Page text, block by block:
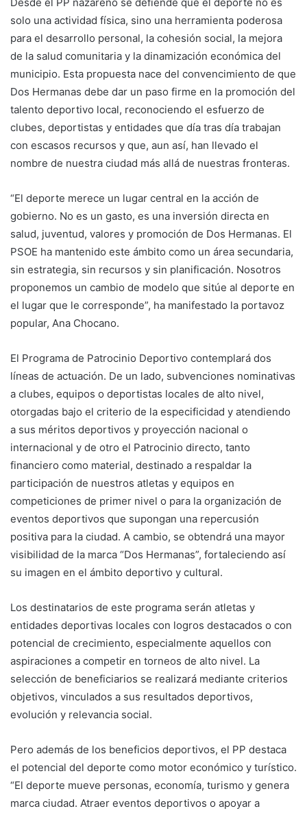
solo una actividad física, sino una herramienta poderosa
para el desarrollo personal, la cohesión social, la mejora
de la salud comunitaria y la dinamización económica del
municipio. Esta propuesta nace del convencimiento de que
Dos Hermanas debe dar un paso firme en la promoción del
talento deportivo local, reconociendo el esfuerzo de
clubes, deportistas y entidades que día tras día trabajan
con escasos recursos y que, aun así, han llevado el
nombre de nuestra ciudad más allá de nuestras fronteras.
“El deporte merece un lugar central en la acción de
gobierno. No es un gasto, es una inversión directa en
salud, juventud, valores y promoción de Dos Hermanas. El
PSOE ha mantenido este ámbito como un área secundaria,
sin estrategia, sin recursos y sin planificación. Nosotros
proponemos un cambio de modelo que sitúe al deporte en
el lugar que le corresponde”, ha manifestado la portavoz
popular, Ana Chocano.
El Programa de Patrocinio Deportivo contemplará dos
líneas de actuación. De un lado, subvenciones nominativas
a clubes, equipos o deportistas locales de alto nivel,
otorgadas bajo el criterio de la especificidad y atendiendo
a sus méritos deportivos y proyección nacional o
internacional y de otro el Patrocinio directo, tanto
financiero como material, destinado a respaldar la
participación de nuestros atletas y equipos en
competiciones de primer nivel o para la organización de
eventos deportivos que supongan una repercusión
positiva para la ciudad. A cambio, se obtendrá una mayor
visibilidad de la marca “Dos Hermanas”, fortaleciendo así
su imagen en el ámbito deportivo y cultural.
Los destinatarios de este programa serán atletas y
entidades deportivas locales con logros destacados o con
potencial de crecimiento, especialmente aquellos con
aspiraciones a competir en torneos de alto nivel. La
selección de beneficiarios se realizará mediante criterios
objetivos, vinculados a sus resultados deportivos,
evolución y relevancia social.
Pero además de los beneficios deportivos, el PP destaca
el potencial del deporte como motor económico y turístico.
“El deporte mueve personas, economía, turismo y genera
marca ciudad. Atraer eventos deportivos o apoyar a